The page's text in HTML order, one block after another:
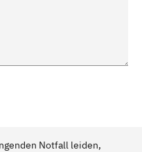
Notfall leiden,